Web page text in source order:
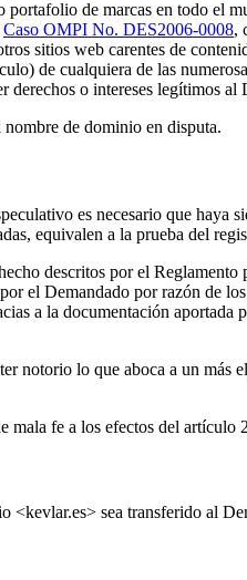
de marcas en todo el
Caso OMPI No. DES2006-0008,
sitios web carentes de
de cualquiera de las
derechos o intereses legítimos al
nombre de dominio en disputa.
es necesario que haya
equivalen a la prueba del
descritos por el
el Demandado por razón de
a la documentación aportada
notorio lo que aboca a un
mala fe a los efectos del artículo
<kevlar.es> sea transferido al